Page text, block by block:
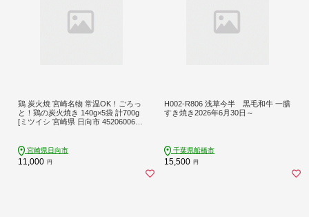
鶏 炭火焼 宮崎名物 常温OK！ごろっ
と！鶏の炭火焼き 140g×5袋 計700g
[ミツイシ 宮崎県 日向市 452060063]
宮崎県日向市
11,000 円
H002-R806 浅草今半 黒毛和牛 一膳
すき焼き2026年6月30日～
千葉県船橋市
15,500 円